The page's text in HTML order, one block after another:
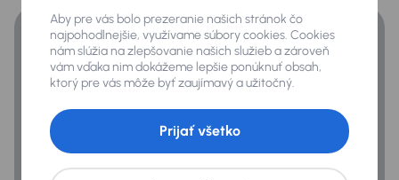
Pozdĺžné strešné nosiče
Predné a zadné park. senzory
Extra
Aby pre vás bolo prezeranie našich stránok čo
najpohodlnejšie, využívame súbory cookies. Cookies
nám slúžia na zlepšovanie našich služieb a zároveň
vám vďaka nim dokážeme lepšie ponúknuť obsah,
ktorý pre vás môže byť zaujímavý a užitočný.
Prijať všetko